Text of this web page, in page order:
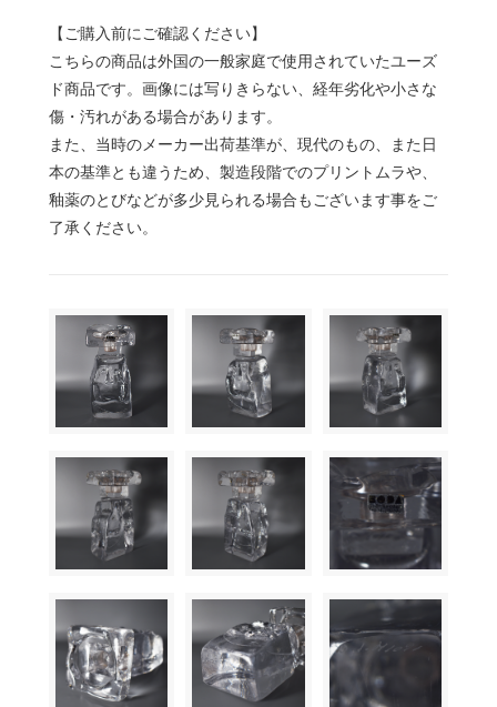
【ご購入前にご確認ください】
こちらの商品は外国の一般家庭で使用されていたユーズ
ド商品です。画像には写りきらない、経年劣化や小さな
傷・汚れがある場合があります。
また、当時のメーカー出荷基準が、現代のもの、また日
本の基準とも違うため、製造段階でのプリントムラや、
釉薬のとびなどが多少見られる場合もございます事をご
了承ください。